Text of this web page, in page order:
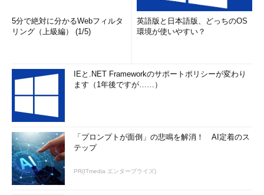
5分で絶対に分かるWebフィルタ
リング（上級編） (1/5)
英語版と日本語版、どっちのOS
環境が使いやすい？
IEと.NET Frameworkのサポートポリシーが変わり
ます（1年後ですが……）
「プロンプトが面倒」の悲鳴を解消！ AI定着のス
テップ
PR(ITmedia エンタープライズ)